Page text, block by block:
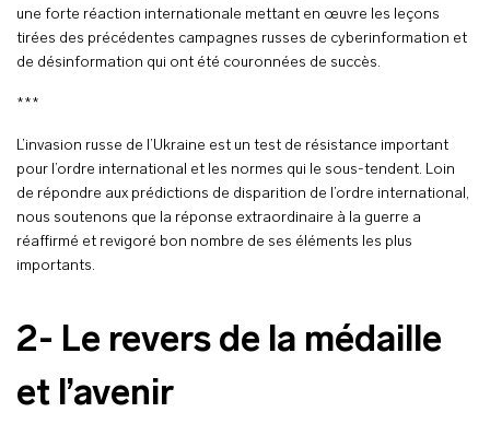
une forte réaction internationale mettant en œuvre les leçons
tirées des précédentes campagnes russes de cyberinformation et
de désinformation qui ont été couronnées de succès.
***
L’invasion russe de l’Ukraine est un test de résistance important
pour l’ordre international et les normes qui le sous-tendent. Loin
de répondre aux prédictions de disparition de l’ordre international,
nous soutenons que la réponse extraordinaire à la guerre a
réaffirmé et revigoré bon nombre de ses éléments les plus
importants.
2- Le revers de la médaille
et l’avenir